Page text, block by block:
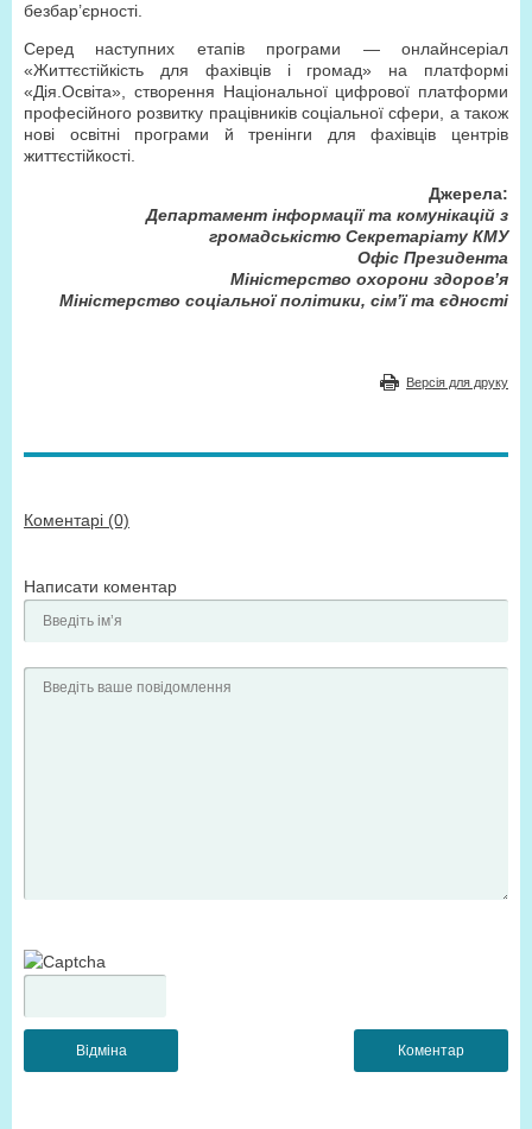
безбар’єрності.
Серед наступних етапів програми — онлайн­серіал
«Життєстійкість для фахівців і громад» на платформі
«Дія.Освіта», створення Національної цифрової платформи
професійного розвитку працівників соціальної сфери, а також
нові освітні програми й тренінги для фахівців центрів
життєстійкості.
Джерела:
Департамент інформації та комунікацій з
громадськістю Секретаріату КМУ
Офіс Президента
Міністерство охорони здоров’я
Міністерство соціальної політики, сім’ї та єдності
Версія для друку
Коментарі (0)
Написати коментар